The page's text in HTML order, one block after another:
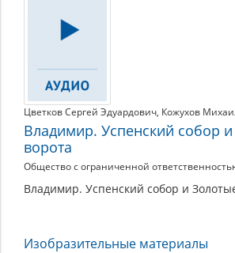
Цветков Сергей Эдуардович, Кожухов
Владимир. Успенский собор
ворота
Общество с ограниченной
Владимир. Успенский собор и
Изобразительные материалы